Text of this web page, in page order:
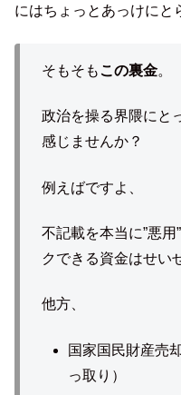
にはちょっとあっけにと
そもそもこの裏金。
政治を操る界隈にと
感じませんか？
例えばですよ、
不記載を本当に”悪
クできる資金はせい
他方、
国家国民財産売
っ取り）